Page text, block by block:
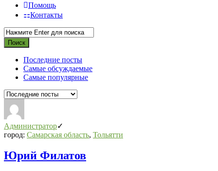
Помощь
Контакты
Последние посты
Самые обсуждаемые
Самые популярные
Администратор
город: Самарская область, Тольятти
Юрий Филатов